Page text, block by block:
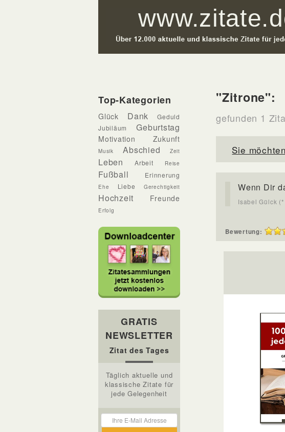
Top-Kategorien
Glück Dank
Geduld
Jubiläum
Geburtstag
Motivation Zukunft
Musik Abschied Zeit
Leben Arbeit Reise
Fußball Erinnerung
Ehe Liebe Gerechtigkeit
Hochzeit Freunde
Erfolg
GRATIS
NEWSLETTER
Zitat des Tages
Täglich aktuelle und
klassische Zitate für
jede Gelegenheit
"Zitrone":
gefunden 1
Sie
Wenn Dir
Isabel Gülck
Bewertung: